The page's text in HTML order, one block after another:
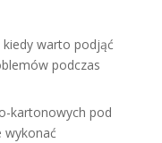
kiedy warto podjąć
podczas
kartonowych pod
wykonać